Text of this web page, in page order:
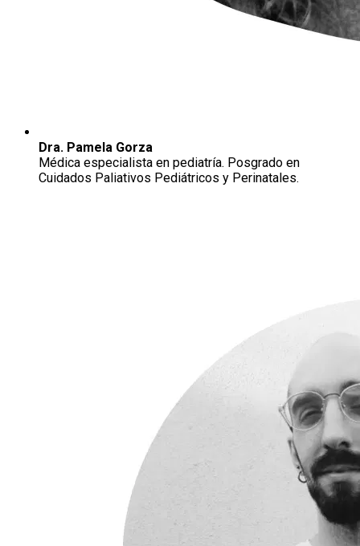
Dra. Pamela Gorza
Médica especialista en pediatría. Posgrado en
Cuidados Paliativos Pediátricos y Perinatales.